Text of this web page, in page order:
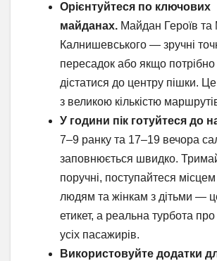
Орієнтуйтеся по ключових
майданах. Майдан Героїв
Калнишевського — зручні
пересадок або якщо
дістатися до центру пішки.
з великою кількістю
У години пік готуйтеся до
7–9 ранку та 17–19 вечора
заповнюється швидко.
поручні, поступайтеся місцем
людям та жінкам з дітьми —
етикет, а реальна турбота
усіх пасажирів.
Використовуйте додатки